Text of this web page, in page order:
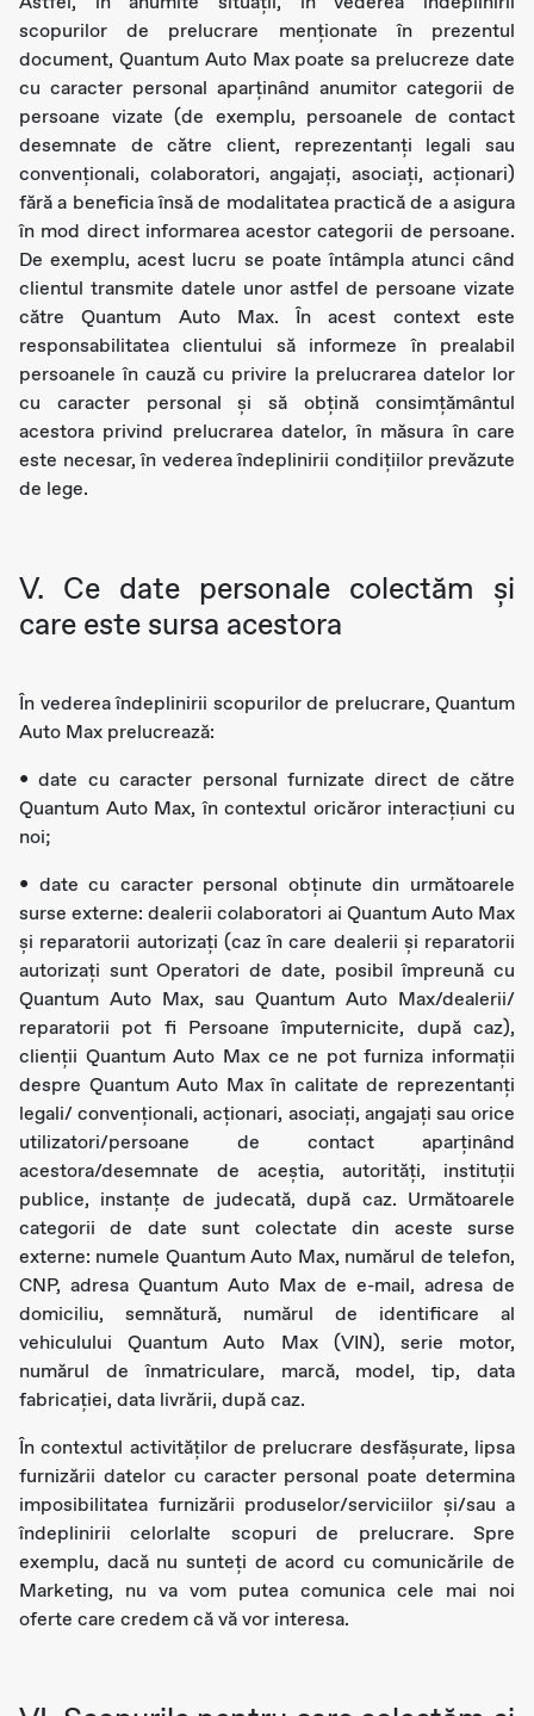
scopurilor de prelucrare menționate în prezentul
document, Quantum Auto Max poate sa prelucreze date
cu caracter personal aparținând anumitor categorii de
persoane vizate (de exemplu, persoanele de contact
desemnate de către client, reprezentanți legali sau
convenționali, colaboratori, angajați, asociați, acționari)
fără a beneficia însă de modalitatea practică de a asigura
în mod direct informarea acestor categorii de persoane.
De exemplu, acest lucru se poate întâmpla atunci când
clientul transmite datele unor astfel de persoane vizate
către Quantum Auto Max. În acest context este
responsabilitatea clientului să informeze în prealabil
persoanele în cauză cu privire la prelucrarea datelor lor
cu caracter personal și să obțină consimțământul
acestora privind prelucrarea datelor, în măsura în care
este necesar, în vederea îndeplinirii condițiilor prevăzute
de lege.
V. Ce date personale colectăm și
care este sursa acestora
În vederea îndeplinirii scopurilor de prelucrare, Quantum
Auto Max prelucrează:
• date cu caracter personal furnizate direct de către
Quantum Auto Max, în contextul oricăror interacțiuni cu
noi;
• date cu caracter personal obținute din următoarele
surse externe: dealerii colaboratori ai Quantum Auto Max
și reparatorii autorizați (caz în care dealerii și reparatorii
autorizați sunt Operatori de date, posibil împreună cu
Quantum Auto Max, sau Quantum Auto Max/dealerii/
reparatorii pot fi Persoane împuternicite, după caz),
clienții Quantum Auto Max ce ne pot furniza informații
despre Quantum Auto Max în calitate de reprezentanți
legali/ convenționali, acționari, asociați, angajați sau orice
utilizatori/persoane de contact aparținând
acestora/desemnate de aceștia, autorități, instituții
publice, instanțe de judecată, după caz. Următoarele
categorii de date sunt colectate din aceste surse
externe: numele Quantum Auto Max, numărul de telefon,
CNP, adresa Quantum Auto Max de e-mail, adresa de
domiciliu, semnătură, numărul de identificare al
vehiculului Quantum Auto Max (VIN), serie motor,
numărul de înmatriculare, marcă, model, tip, data
fabricației, data livrării, după caz.
În contextul activităților de prelucrare desfășurate, lipsa
furnizării datelor cu caracter personal poate determina
imposibilitatea furnizării produselor/serviciilor și/sau a
îndeplinirii celorlalte scopuri de prelucrare. Spre
exemplu, dacă nu sunteți de acord cu comunicările de
Marketing, nu va vom putea comunica cele mai noi
oferte care credem că vă vor interesa.